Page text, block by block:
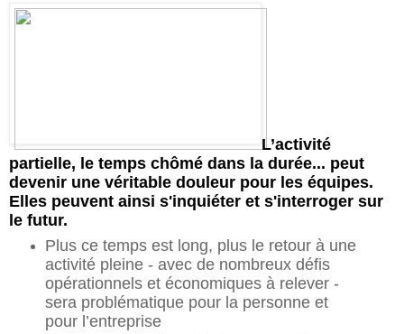
L’activité
partielle, le temps chômé dans la durée... peut
devenir une véritable douleur pour les équipes.
Elles peuvent ainsi s'inquiéter et s'interroger sur
le futur.
Plus ce temps est long, plus le retour à une
activité pleine - avec de nombreux défis
opérationnels et économiques à relever -
sera problématique pour la personne et
pour l’entreprise